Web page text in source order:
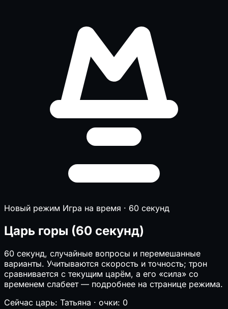
Новый режим Игра на время · 60 секунд
Царь горы (60 секунд)
60 секунд, случайные вопросы и перемешанные
варианты. Учитываются скорость и точность; трон
сравнивается с текущим царём, а его «сила» со
временем слабеет — подробнее на странице режима.
Сейчас царь: Татьяна · очки: 0